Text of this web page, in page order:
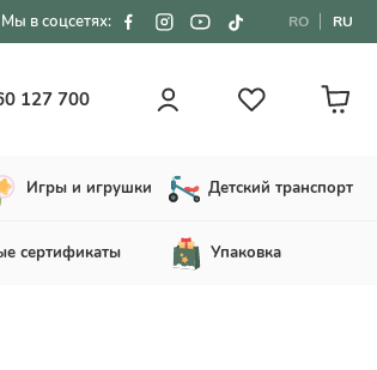
Мы в соцсетях: RO RU
127 700
Игры и игрушки Детский транспорт
сертификаты Упаковка